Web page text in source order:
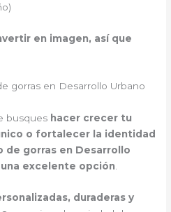
en imagen, así que
gorras en Desarrollo Urbano
busques hacer crecer tu
o fortalecer la identidad
de gorras en Desarrollo
excelente opción
duraderas y